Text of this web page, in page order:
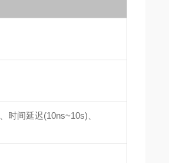
时间延迟(10ns~10s)、